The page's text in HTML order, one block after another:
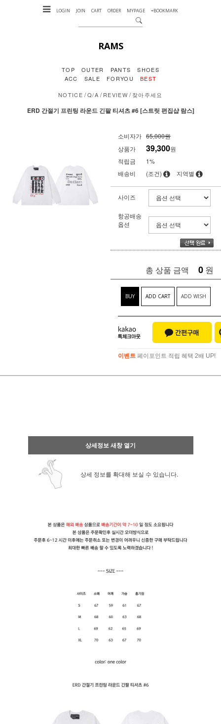
LOGIN JOIN CART ORDER MYPAGE +BOOKMARK
RAMS
TOP OUTER PANTS
SHOES
ACC
SALE FORYOU BEST
NOTICE /Q/A /REVIEW /찾아주세요
ERD 간절기 프린팅 라운드 긴팔 티셔츠 #6 [스트릿 편집샵 람스]
소비자가 65,000원
상품가
39,300원
적립금
1%
배송비
(조건) 지역별
사이즈
항공배송
옵션
총 상품 금액 0 원
BUY ADD CART ADD WISH
이벤트 페이포인트 적립 혜택 2배 UP!
상세정보 새창 열기
상세 정보를 확대해 보실 수 있습니다.